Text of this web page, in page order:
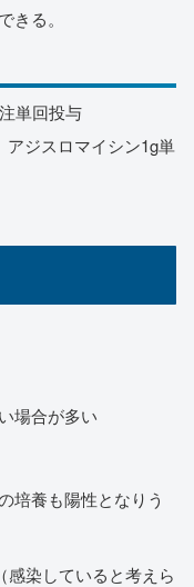
る。
単回投与
アジスロマイシン1g単
場合が多い
培養も陽性となりう
感染していると考えら